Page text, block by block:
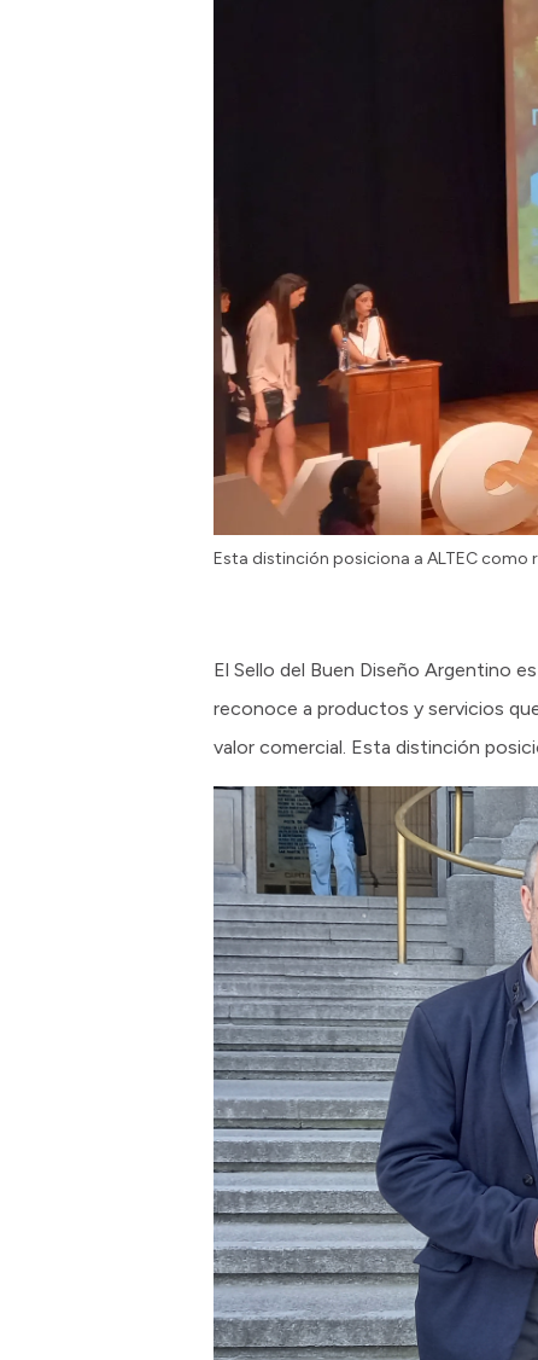
Esta distinción posiciona a ALTEC como
El Sello del Buen Diseño Argentino
reconoce a productos y servicios
valor comercial. Esta distinción